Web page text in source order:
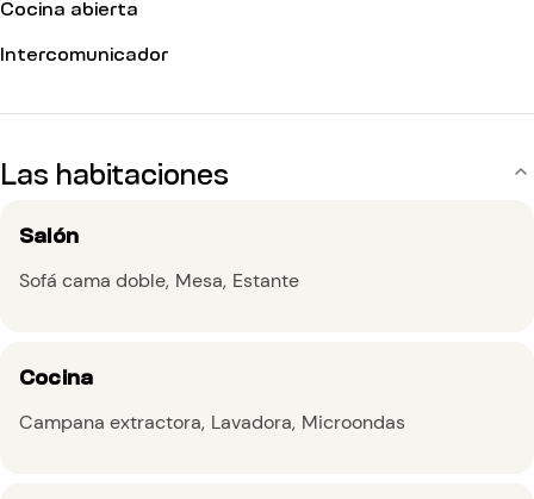
Cocina abierta
Intercomunicador
Las habitaciones
Salón
Sofá cama doble Mesa Estante
Cocina
Campana extractora Lavadora Microondas